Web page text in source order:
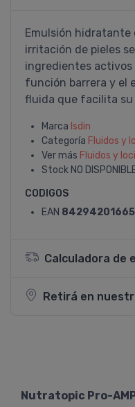
Emulsión hidratante
irritación de pieles
ingredientes
función barrera y el
fluida que facilita su
Marca Isdin
Categoría Fluidos y
Ver más Fluidos y
Stock NO
CODIGOS
EAN
Calculadora de
Retirá en
Nutratopic Pro-